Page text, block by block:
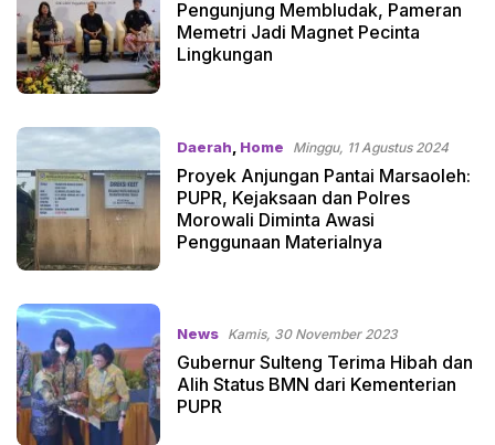
Pengunjung Membludak, Pameran
Memetri Jadi Magnet Pecinta
Lingkungan
Daerah Home Minggu, 11 Agustus 2024
Proyek Anjungan Pantai Marsaoleh:
PUPR, Kejaksaan dan Polres
Morowali Diminta Awasi
Penggunaan Materialnya
News Kamis, 30 November 2023
Gubernur Sulteng Terima Hibah dan
Alih Status BMN dari Kementerian
PUPR